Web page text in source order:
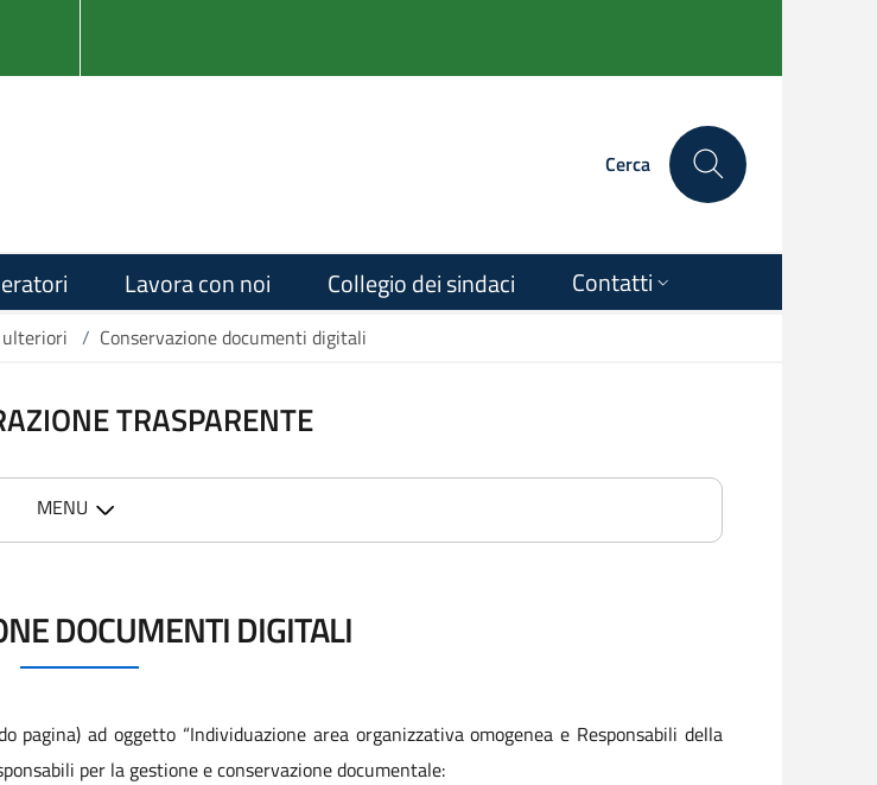
Cerca
Lavora con noi Collegio dei sindaci Contatti
/ Conservazione documenti digitali
TRASPARENTE
MENU
DOCUMENTI DIGITALI
pagina) ad oggetto “Individuazione area organizzativa omogenea e Responsabili della
per la gestione e conservazione documentale: